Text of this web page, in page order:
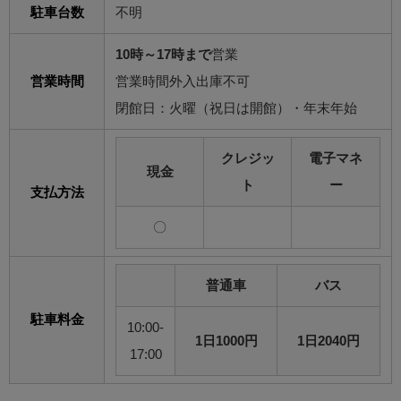
駐車台数 不明
営業時間
10時～17時まで営業
営業時間外入出庫不可
閉館日：火曜（祝日は開館）・年末年始
支払方法
現金
クレジッ
ト
電子マネ
ー
〇
駐車料金
普通車 バス
10:00-
17:00
1日1000円 1日2040円